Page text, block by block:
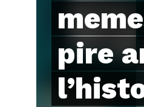
pire